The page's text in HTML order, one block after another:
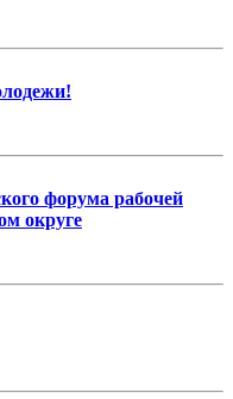
форума рабочей
округе